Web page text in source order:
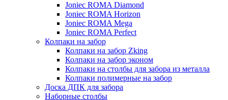
Joniec ROMA Diamond
Joniec ROMA Horizon
Joniec ROMA Mega
Joniec ROMA Perfect
Колпаки на забор
Колпаки на забор Zking
Колпаки на забор эконом
Колпаки на столбы для забора из металла
Колпаки полимерные на забор
Доска ДПК для забора
Наборные столбы